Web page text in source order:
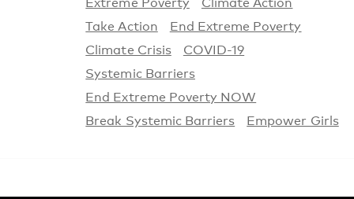
Take Action
End Extreme Poverty
Climate Crisis
COVID-19
Systemic Barriers
End Extreme Poverty NOW
Break Systemic Barriers
Empower Girls